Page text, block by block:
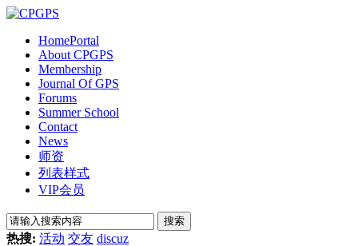
HomePortal
About CPGPS
Membership
Journal Of GPS
Forums
Summer School
Contact
News
师资
列表样式
VIP会员
搜索
热搜: 活动 交友 discuz